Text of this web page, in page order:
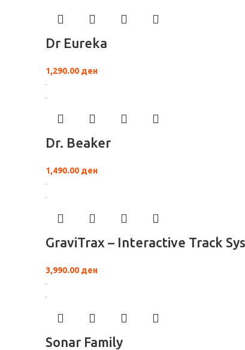
Dr Eureka
1,290.00 ден
Dr. Beaker
1,490.00 ден
GraviTrax – Interactive Track
3,990.00 ден
Sonar Family